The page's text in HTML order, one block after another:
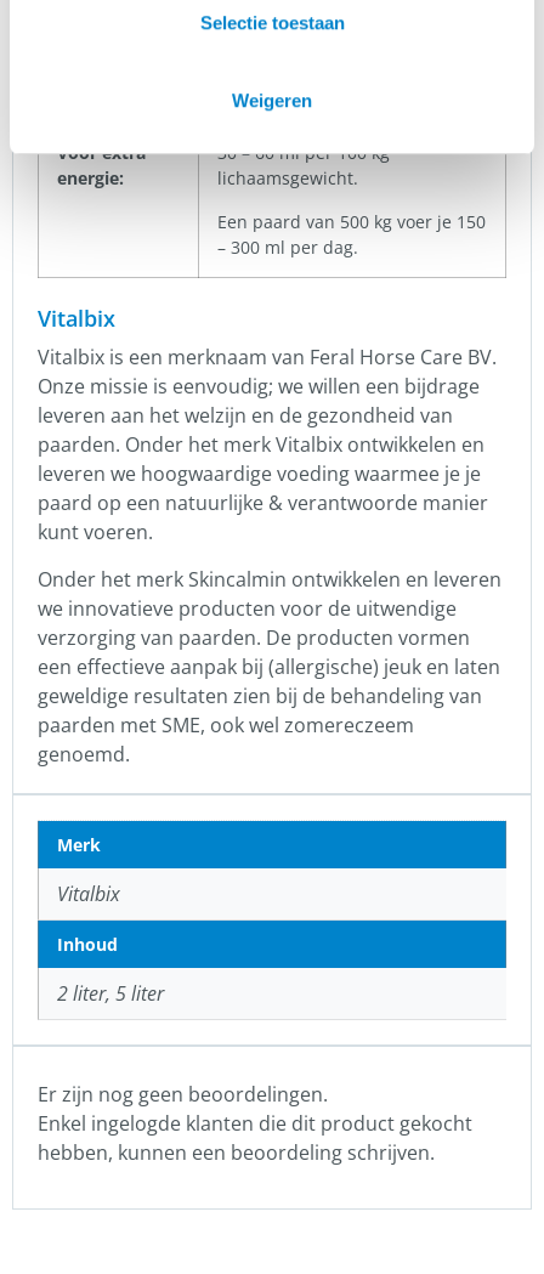
Selectie toestaan
Weigeren
lichaamsgewicht.
ml per dag.
Voor extra
energie:
30 – 60 ml per 100 kg
lichaamsgewicht.
Een paard van 500 kg voer je 150
– 300 ml per dag.
Vitalbix
Vitalbix is een merknaam van Feral Horse Care BV.
Onze missie is eenvoudig; we willen een bijdrage
leveren aan het welzijn en de gezondheid van
paarden. Onder het merk Vitalbix ontwikkelen en
leveren we hoogwaardige voeding waarmee je je
paard op een natuurlijke & verantwoorde manier
kunt voeren.
Onder het merk Skincalmin ontwikkelen en leveren
we innovatieve producten voor de uitwendige
verzorging van paarden. De producten vormen
een effectieve aanpak bij (allergische) jeuk en laten
geweldige resultaten zien bij de behandeling van
paarden met SME, ook wel zomereczeem
genoemd.
Merk
Vitalbix
Inhoud
2 liter, 5 liter
Er zijn nog geen beoordelingen.
Enkel ingelogde klanten die dit product gekocht
hebben, kunnen een beoordeling schrijven.